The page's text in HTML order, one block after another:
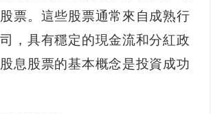
票。這些股票通常來自成熟行
，具有穩定的現金流和分紅政
息股票的基本概念是投資成功